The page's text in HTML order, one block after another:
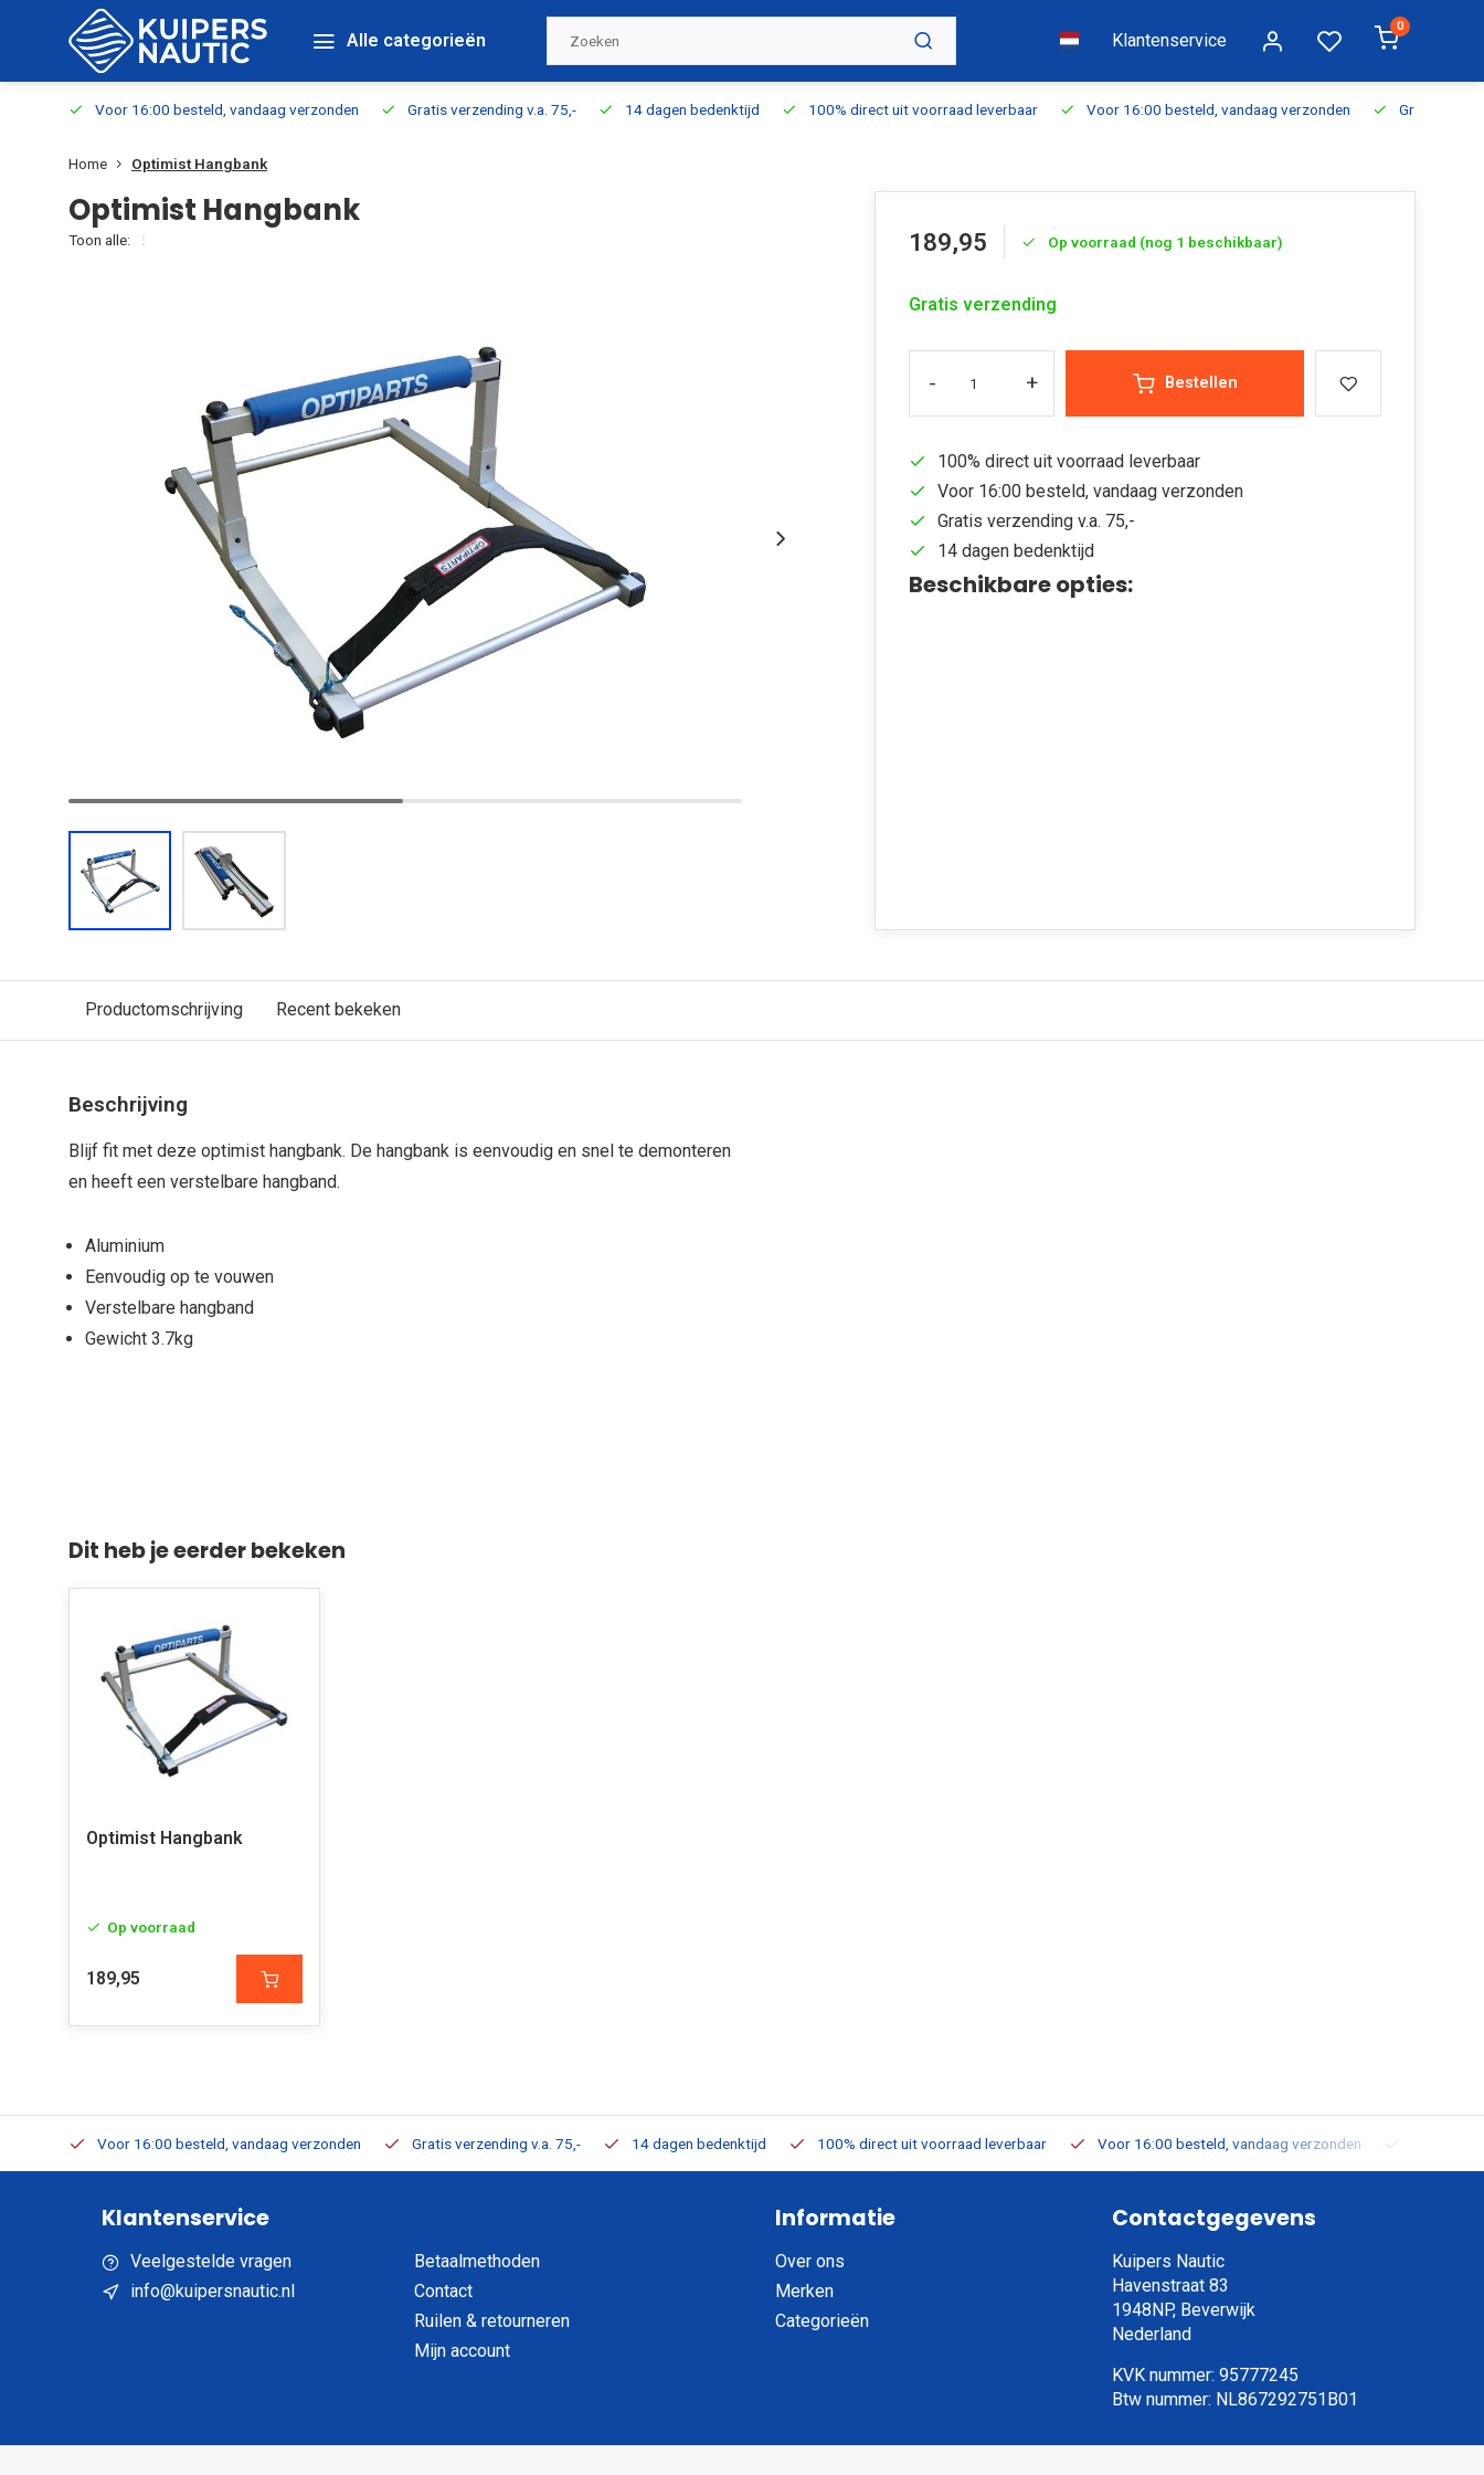
Alle categorieën Klantenservice
0
Voor 16:00 besteld, vandaag verzonden Gratis verzending v.a. 75,- 14 dagen bedenktijd 100% direct uit voorraad leverbaar Voor 16:00 besteld, vandaag verzonden Gratis
Home Optimist Hangbank
Optimist Hangbank
Toon alle: 189,95 Op voorraad (nog 1 beschikbaar)
Gratis verzending
- + Bestellen
100% direct uit voorraad leverbaar
Voor 16:00 besteld, vandaag verzonden
Gratis verzending v.a. 75,-
14 dagen bedenktijd
Beschikbare opties:
Productomschrijving Recent bekeken
Beschrijving
Blijf fit met deze optimist hangbank. De hangbank is eenvoudig en snel te demonteren
en heeft een verstelbare hangband.
Aluminium
Eenvoudig op te vouwen
Verstelbare hangband
Gewicht 3.7kg
Dit heb je eerder bekeken
Optimist Hangbank
Op voorraad
189,95
Voor 16:00 besteld, vandaag verzonden Gratis verzending v.a. 75,- 14 dagen bedenktijd 100% direct uit voorraad leverbaar Voor 16:00 besteld, vandaag verzonden
Klantenservice
Veelgestelde vragen
info@kuipersnautic.nl
Betaalmethoden
Contact
Ruilen & retourneren
Mijn account
Informatie
Over ons
Merken
Categorieën
Contactgegevens
Kuipers Nautic
Havenstraat 83
1948NP, Beverwijk
Nederland
KVK nummer: 95777245
Btw nummer: NL867292751B01